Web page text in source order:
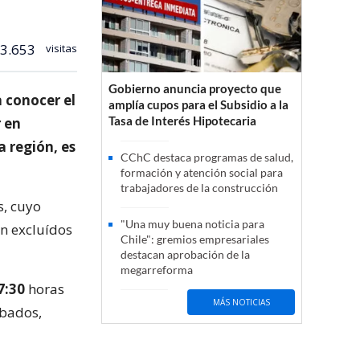
visitas
conocer el
región, es
cuyo
excluídos
horas
Gobierno anuncia proyecto que
amplía cupos para el Subsidio a la
Tasa de Interés Hipotecaria
CChC destaca programas de salud,
formación y atención social para
trabajadores de la construcción
"Una muy buena noticia para
Chile": gremios empresariales
destacan aprobación de la
megarreforma
MÁS NOTICIAS